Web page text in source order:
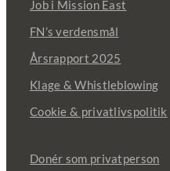
Job i Mission East
FN’s verdensmål
Årsrapport 2025
Klage & Whistleblowing
Cookie & privatlivspolitik
Donér som privatperson